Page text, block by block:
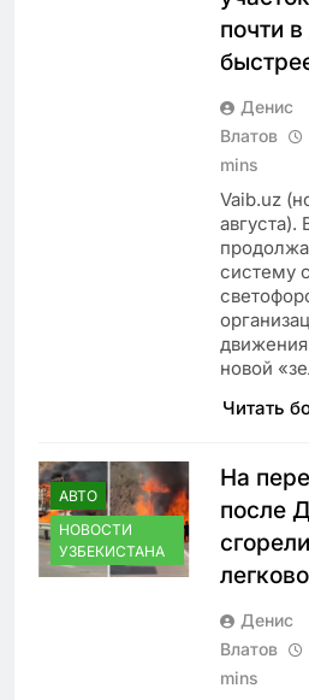
почти
Денис
Влатов
mins
Vaib.uz
августа).
систему
новой
Читать
АВТО
НОВОСТИ
УЗБЕКИСТАНА
На
после
Денис
Влатов
mins